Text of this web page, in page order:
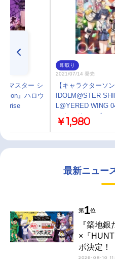
マスター シ
』ハロウ
即取り
2021/07/14 発売
【キャラクターソ
IDOLM@STER
L@YERED WING
ックスガールズ
￥1,980
最新ニュー
第1位
『築地銀
×『
ボ決定！
2026-08-10